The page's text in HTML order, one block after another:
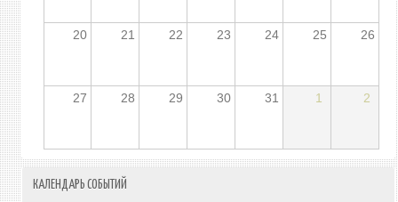
20 21 22 23 24 25 26
27 28 29 30 31 1 2
КАЛЕНДАРЬ СОБЫТИЙ